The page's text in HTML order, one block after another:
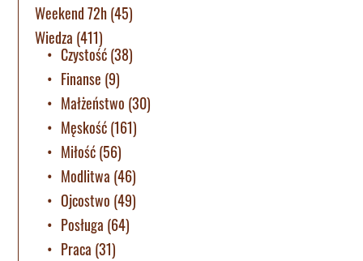
Weekend 72h(45)
Wiedza (411)
Czystość(38)
Finanse (9)
Małżeństwo (30)
Męskość(161)
Miłość(56)
Modlitwa (46)
Ojcostwo (49)
Posługa (64)
Praca (31)